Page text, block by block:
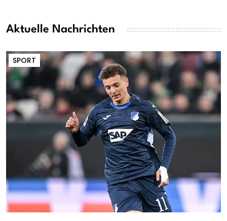
Aktuelle Nachrichten
SPORT